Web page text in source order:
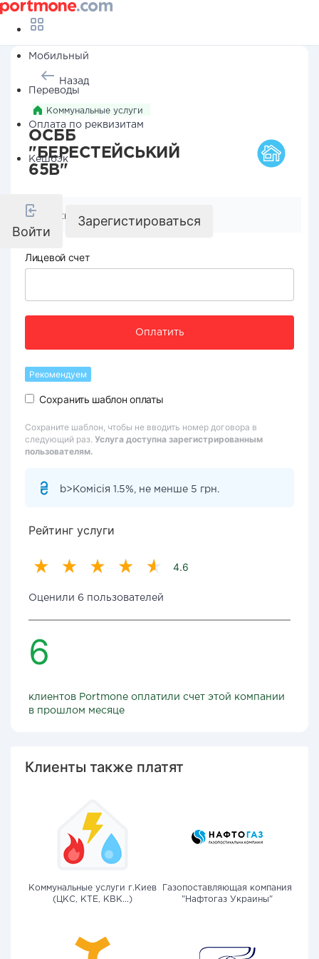
Мобильный
Переводы
Оплата по реквизитам
Кешбэк
Войти
Зарегистироваться
Назад
Коммунальные услуги
ОСББ
"БЕРЕСТЕЙСЬКИЙ
65В"
Реквизиты компании
Лицевой счет
Оплатить
Рекомендуем
Сохранить шаблон оплаты
Сохраните шаблон, чтобы не вводить номер договора в
следующий раз. Услуга доступна зарегистрированным
пользователям.
b>Комісія 1.5%, не менше 5 грн.
Рейтинг услуги
4.6
Оценили 6 пользователей
6
клиентов Portmone оплатили счет этой компании
в прошлом месяце
Клиенты также платят
Коммунальные услуги г.Киев
(ЦКС, КТЕ, КВК...)
Газопоставляющая компания
"Нафтогаз Украины"